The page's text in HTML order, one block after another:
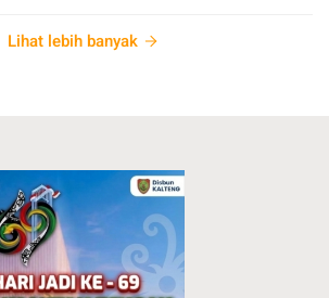
Lihat lebih banyak